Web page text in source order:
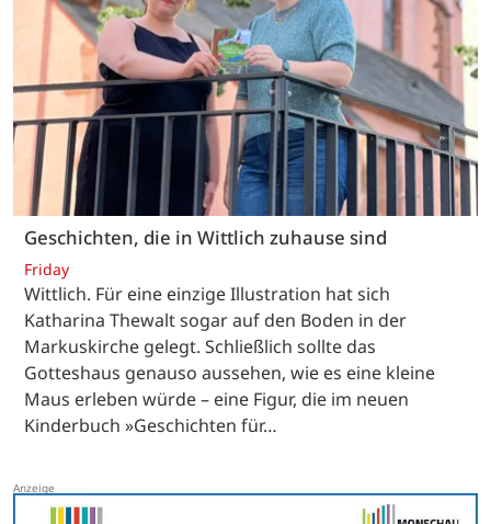
Geschichten, die in Wittlich zuhause sind
Friday
Wittlich. Für eine einzige Illustration hat sich
Katharina Thewalt sogar auf den Boden in der
Markuskirche gelegt. Schließlich sollte das
Gotteshaus genauso aussehen, wie es eine kleine
Maus erleben würde – eine Figur, die im neuen
Kinderbuch »Geschichten für…